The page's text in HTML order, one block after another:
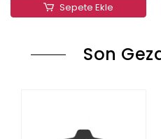
Sepete Ekle
Son